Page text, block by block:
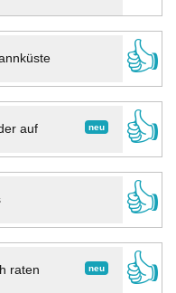
👍
neu
auf
👍
👍
neu
raten
👍